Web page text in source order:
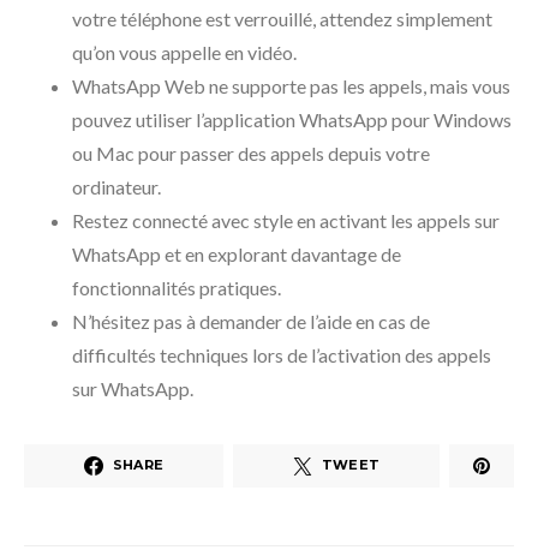
votre téléphone est verrouillé, attendez simplement
qu’on vous appelle en vidéo.
WhatsApp Web ne supporte pas les appels, mais vous
pouvez utiliser l’application WhatsApp pour Windows
ou Mac pour passer des appels depuis votre
ordinateur.
Restez connecté avec style en activant les appels sur
WhatsApp et en explorant davantage de
fonctionnalités pratiques.
N’hésitez pas à demander de l’aide en cas de
difficultés techniques lors de l’activation des appels
sur WhatsApp.
SHARE TWEET